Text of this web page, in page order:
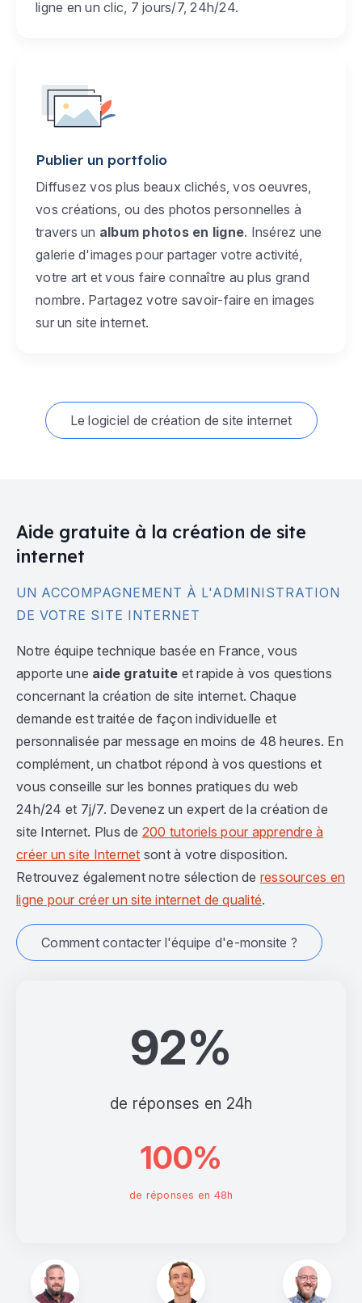
ligne en un clic, 7 jours/7, 24h/24.
Publier un portfolio
Diffusez vos plus beaux clichés, vos oeuvres,
vos créations, ou des photos personnelles à
travers un album photos en ligne. Insérez une
galerie d'images pour partager votre activité,
votre art et vous faire connaître au plus grand
nombre. Partagez votre savoir-faire en images
sur un site internet.
Le logiciel de création de site internet
92%
de réponses en 24h
100%
de réponses en 48h
Aide gratuite à la création de site
internet
UN ACCOMPAGNEMENT À L'ADMINISTRATION
DE VOTRE SITE INTERNET
Notre équipe technique basée en France, vous
apporte une aide gratuite et rapide à vos questions
concernant la création de site internet. Chaque
demande est traitée de façon individuelle et
personnalisée par message en moins de 48 heures. En
complément, un chatbot répond à vos questions et
vous conseille sur les bonnes pratiques du web
24h/24 et 7j/7. Devenez un expert de la création de
site Internet. Plus de 200 tutoriels pour apprendre à
créer un site Internet sont à votre disposition.
Retrouvez également notre sélection de ressources en
ligne pour créer un site internet de qualité.
Comment contacter l'équipe d'e-monsite ?